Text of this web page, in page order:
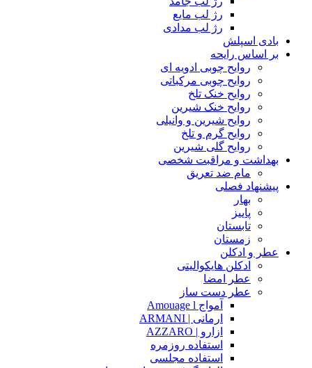
رژ لب مایع
رژ لب مدادی
بادی اسپلش
بر اساس رایحه
روایح چوبی ادویه ای
روایح چوبی مرکباتی
روایح خنک تلخ
روایح خنک شیرین
روایح شیرین و وانیلی
روایح گرم و تلخ
روایح گلی شیرین
بهداشت و مراقبت شخصی
مام ضد تعریق
پیشنهاد فصلی
بهار
پاییز
تابستان
زمستان
عطر و ادکلن
ادکلن هایکوالیتی
عطر امضا
عطر دست ساز
آمواج Amouage l
ارمانی | ARMANI
ازارو | AZZARO
استفاده روزمره
استفاده مجلسی